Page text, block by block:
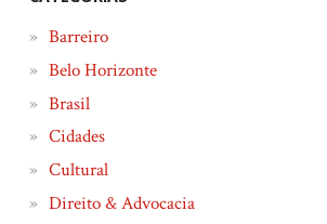
Barreiro
Belo Horizonte
Brasil
Cidades
Cultural
Direito & Advocacia